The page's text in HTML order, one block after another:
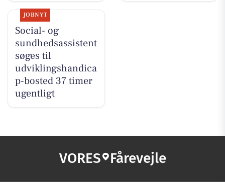
JOBNYT
Social- og
sundhedsassistent
søges til
udviklingshandica
p-bosted 37 timer
ugentligt
VORES Fårevejle